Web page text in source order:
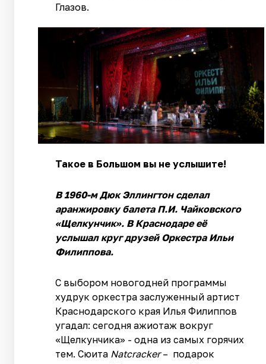
Глазов.
Такое в Большом вы не услышите!
В 1960-м Дюк Эллингтон сделал
аранжировку балета П.И. Чайковского
«Щелкунчик». В Краснодаре её
услышал круг друзей Оркестра Ильи
Филиппова.
С выбором новогодней программы
худрук оркестра заслуженный артист
Краснодарского края Илья Филиппов
угадал: сегодня ажиотаж вокруг
«Щелкунчика» - одна из самых горячих
тем. Сюита Natcracker– подарок